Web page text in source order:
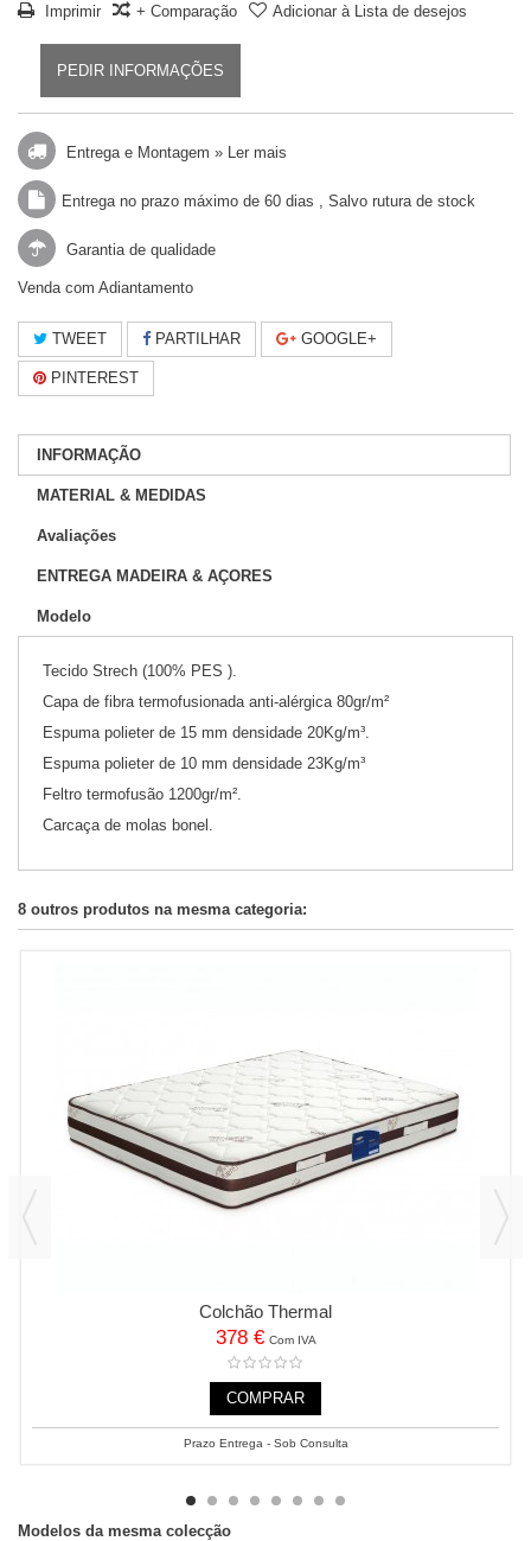
Imprimir + Comparação Adicionar à Lista de desejos
PEDIR INFORMAÇÕES
Entrega e Montagem » Ler mais
Entrega no prazo máximo de 60 dias , Salvo rutura de stock
Garantia de qualidade
Venda com Adiantamento
TWEET PARTILHAR GOOGLE+
PINTEREST
INFORMAÇÃO
MATERIAL & MEDIDAS
Avaliações
ENTREGA MADEIRA & AÇORES
Modelo
Tecido Strech (100% PES ).
Capa de fibra termofusionada anti-alérgica 80gr/m²
Espuma polieter de 15 mm densidade 20Kg/m³.
Espuma polieter de 10 mm densidade 23Kg/m³
Feltro termofusão 1200gr/m².
Carcaça de molas bonel.
8 outros produtos na mesma categoria:
Colchão Thermal
378 € Com IVA
COMPRAR
Prazo Entrega - Sob Consulta
Modelos da mesma colecção